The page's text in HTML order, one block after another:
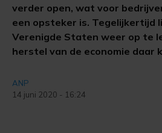
verder open, wat voor
een opsteker is. Tegelijkertijd
Verenigde Staten weer op te
herstel van de economie daar
ANP
14 juni 2020 - 16:24